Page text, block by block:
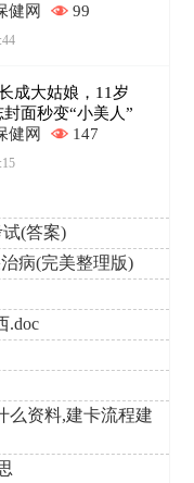
健网
99
成大姑娘，11岁
面秒变“小美人”
健网
147
(答案)
病(完美整理版)
.doc
么资料,建卡流程建